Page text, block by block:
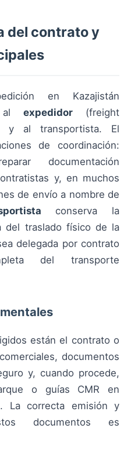
del contrato y
en Kazajistán
al expedidor (freight
y al transportista. El
de coordinación:
documentación
y, en muchos
de envío a nombre de
conserva la
del traslado físico de la
delegada por contrato
del transporte
están el contrato o
documentos
y, cuando procede,
o guías CMR en
La correcta emisión y
documentos es